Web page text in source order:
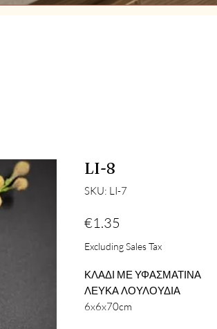
LI-8
SKU: LI-7
€1.35
Excluding Sales Tax
ΚΛΑΔΙ ΜΕ ΥΦΑΣΜΑΤΙΝΑ
ΛΕΥΚΑ ΛΟΥΛΟΥΔΙΑ
6x6x70cm